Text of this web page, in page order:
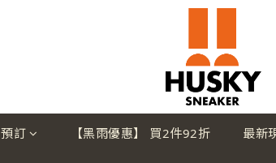
預訂 【黑雨優惠】 買2件92折 最新